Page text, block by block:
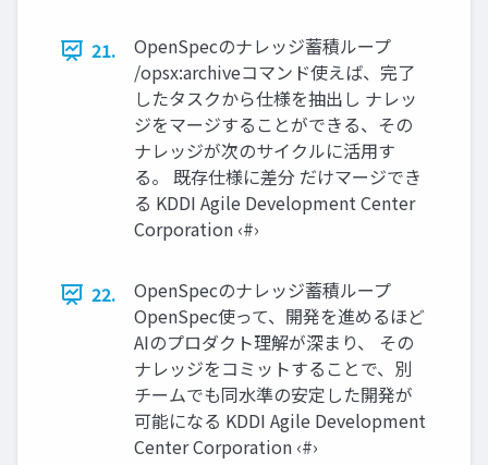
21.
OpenSpecのナレッジ蓄積ループ
/opsx:archiveコマンド使えば、完了
したタスクから仕様を抽出し ナレッ
ジをマージすることができる、その
ナレッジが次のサイクルに活用す
る。 既存仕様に差分 だけマージでき
る KDDI Agile Development Center
Corporation ‹#›
22.
OpenSpecのナレッジ蓄積ループ
OpenSpec使って、開発を進めるほど
AIのプロダクト理解が深まり、 その
ナレッジをコミットすることで、別
チームでも同水準の安定した開発が
可能になる KDDI Agile Development
Center Corporation ‹#›